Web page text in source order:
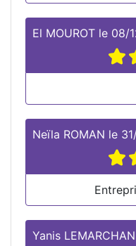
El MOUROT le 08/
Neïla ROMAN le
Yanis